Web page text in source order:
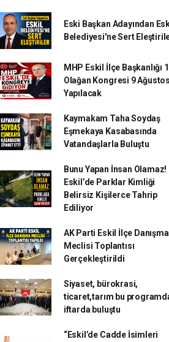
Eski Başkan Adayından
Belediyesi'ne Sert
MHP Eskil İlçe Başkanlığı
Olağan Kongresi 9
Yapılacak
Kaymakam Taha Soydaş
Eşmekaya Kasabasında
Vatandaşlarla Buluştu
Bunu Yapan İnsan Olamaz!
Eskil’de Parklar Kimliği
Belirsiz Kişilerce Tahrip
Ediliyor
AK Parti Eskil İlçe Danışma
Meclisi Toplantısı
Gerçekleştirildi
Siyaset, bürokrasi,
ticaret,tarım bu
iftarda buluştu
“Eskil’de Cadde İsimleri